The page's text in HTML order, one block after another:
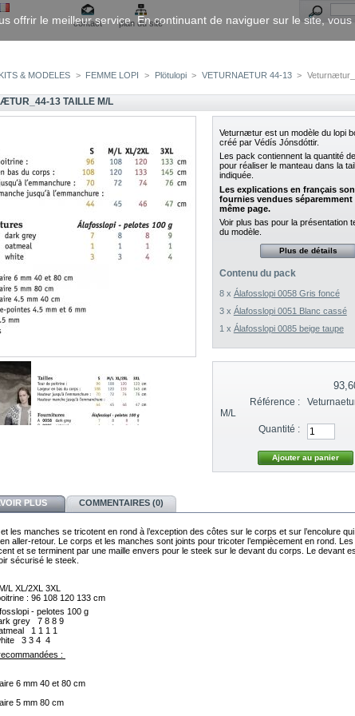
contact
plan du site
KITS & MODELES > FEMME LOPI > Plötulopi > VETURNAETUR 44-13 >
13 TAILLE M/L
Veturnætur est un modèle du lopi
créé par Védís Jónsdóttir.
Les pack contiennent la quantité
pour réaliser le manteau dans la
indiquée.
Les explications en français
fournies vendues séparemment
même page.
Voir plus bas pour la présentation
du modèle.
Plus de détails
Contenu du pack
8 x Álafosslopi 0058 Gris foncé
3 x Álafosslopi 0051 Blanc cassé
1 x Álafosslopi 0085 beige taupe
Référence :
M/L
Quantité :
PLUS COMMENTAIRES (0)
les manches se tricotent en rond à l’exception des côtes sur le corps et sur l’encolure
aller-retour. Le corps et les manches sont joints pour tricoter l’empiècement en rond. Les
et se terminent par une maille envers pour le steek sur le devant du corps. Le devant
sécurisé le steek.
L XL/2XL 3XL
: 96 108 120 133 cm
- pelotes 100 g
grey 7 8 8 9
1 1 1 1
3 3 4 4
:
6 mm 40 et 80 cm
5 mm 80 cm
offrir le meilleur service. En continuant de naviguer sur le site,